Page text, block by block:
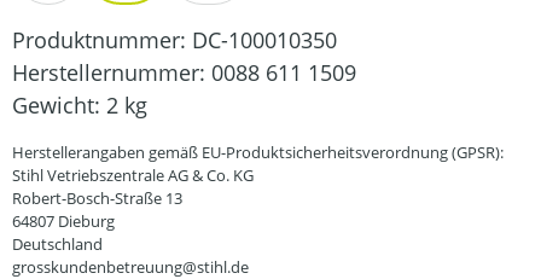
Produktnummer: DC-100010350
Herstellernummer: 0088 611 1509
Gewicht: 2 kg
Herstellerangaben gemäß EU-Produktsicherheitsverordnung (GPSR):
Stihl Vetriebszentrale AG & Co. KG
Robert-Bosch-Straße 13
64807 Dieburg
Deutschland
grosskundenbetreuung@stihl.de